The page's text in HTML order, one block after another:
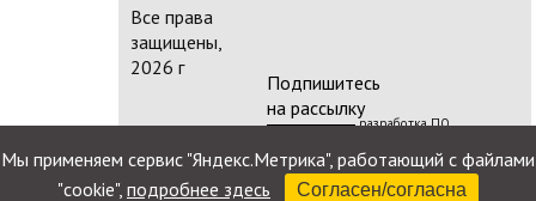
Все права
защищены,
2026 г
Подпишитесь
на рассылку
разработка ПО
сайта
Мы применяем сервис "Яндекс.Метрика", работающий с файлами
"cookie", подробнее здесь Согласен/согласна